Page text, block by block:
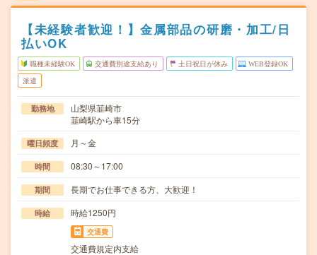
【未経験者歓迎！】金属部品の研磨・加工/日
払いOK
職種未経験OK 交通費別途支給あり 土日祝日が休み WEB登録OK
派遣
勤務地
山梨県韮崎市
韮崎駅から車15分
曜日頻度 月～金
時間 08:30～17:00
期間 長期でお仕事できる方、大歓迎！
時給 時給1250円
交通費
交通費規定内支給